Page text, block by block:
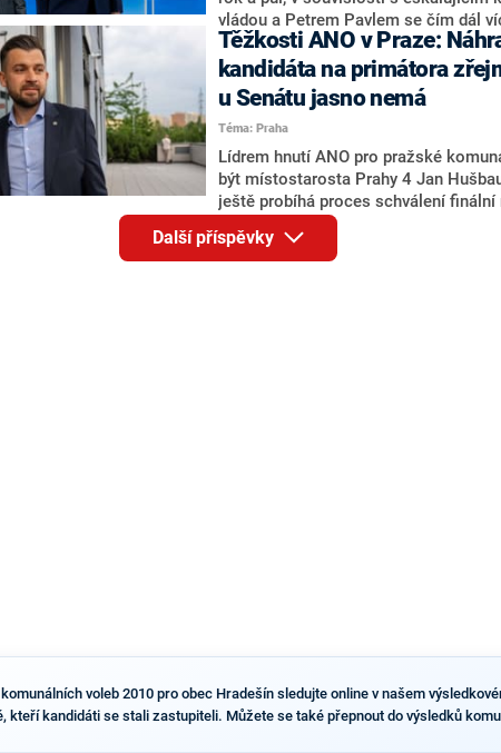
hnutí Naše Česko Martina Kuby.
vládou a Petrem Pavlem se čím dál
tom, koho by do bitvy o Hrad mohla
koalice. Někteří političtí komentátoři
jméno premiéra Andreje Babiše
pravděpodobné, že se v
bude znovu opakovat souboj z roku
Těžkosti ANO v Praze:
kandidáta na primátora
u Senátu jasno nemá
Téma: Praha
Lídrem hnutí ANO pro pražské
být místostarosta Prahy 4 Jan
ještě probíhá proces schválení finální
Jana Hušbauera Výborem hnutí ANO,“
redakci místopředseda pražského
Benkovič. O Hušbauerovi se
Další příspěvky
voleb 2010 pro obec Hradešín sledujte online v našem
kteří kandidáti se stali zastupiteli. Můžete se také přepnout do výsledků